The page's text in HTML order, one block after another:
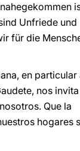
Unfriede und
für die
en particular
nos invita
Que la
hogares